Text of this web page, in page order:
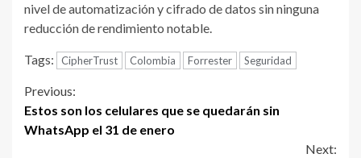
nivel de automatización y cifrado de datos sin ninguna
reducción de rendimiento notable.
Tags: CipherTrust Colombia Forrester Seguridad
Continue
Reading
Previous:
Estos son los celulares que se quedarán sin
WhatsApp el 31 de enero
Next: